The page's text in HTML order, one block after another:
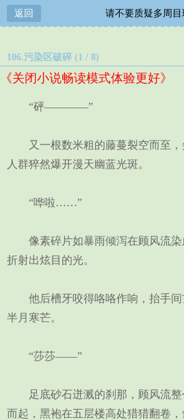
返回 请不要质疑多周目
106.污染区破碎 (1 / 8)
《关闭小说畅读模式体验更好》
“砰————”
又一根数米粗的藤蔓裂空而至，
人群猝然爆开漫天幽蓝光斑。
“哗啦……”
像素碎片如暴雨倾泻在顾风流染
折射出炫目的光。
他后槽牙咬得咯咯作响，抬手间
半月寒芒。
“莎莎——”
足底砂石迸溅的刹那，顾风流整
而起，黑袍在五层楼高处猎猎翻卷